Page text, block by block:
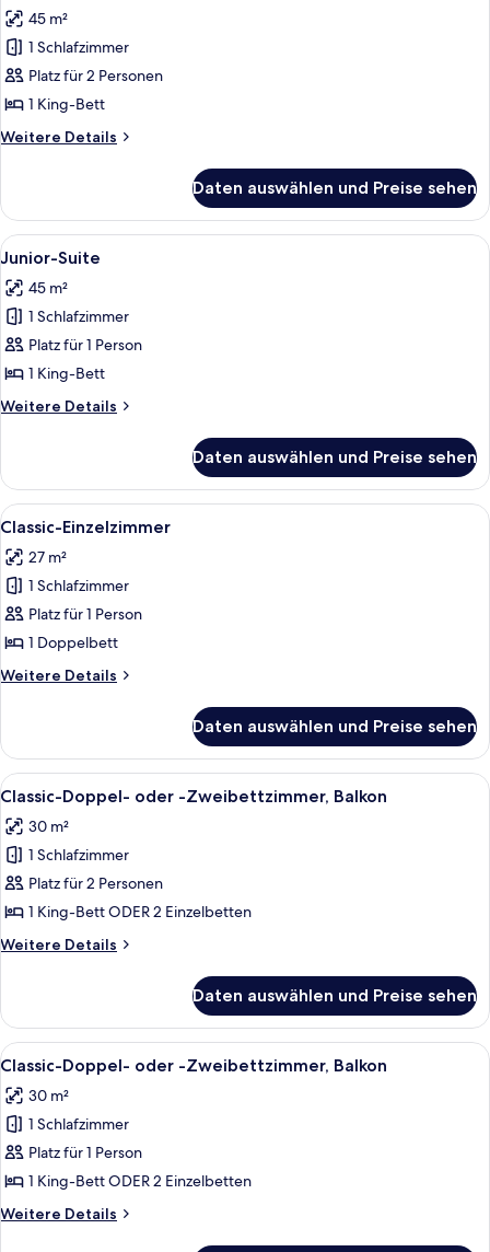
für
Junior-
Suite
anzeigen
45 m²
1 Schlafzimmer
Platz für 2 Personen
1 King-Bett
Weitere Details
Weitere
Suite
Daten auswählen und Preise sehen
Alle
Fotos
für
Junior-
Suite
anzeigen
Ein Hotelzimmer mit einem großen
9
Junior-Suite
45 m²
1 Schlafzimmer
Platz für 1 Person
1 King-Bett
Weitere Details
Weitere
Suite
Daten auswählen und Preise sehen
Alle
Fotos
für
Classic-
Einzelzimmer
anzeigen
Ein Hotelzimmer mit Bett,
5
Classic-Einzelzimmer
27 m²
1 Schlafzimmer
Platz für 1 Person
1 Doppelbett
Weitere Details
Weitere
Einzelzimmer
Daten auswählen und Preise sehen
Alle
Fotos
für
Classic-
Doppel-
oder
-
Zweibettzimmer,
anzeigen
Ein Hotelzimmer mit einem großen
6
Classic-Doppel- oder -Zweibettzimmer, Balkon
30 m²
1 Schlafzimmer
Platz für 2 Personen
1 King-Bett ODER 2 Einzelbetten
Weitere Details
Weitere
Doppel-
oder
-
Zweibettzimmer,
Balkon
Daten auswählen und Preise sehen
Alle
Fotos
für
Classic-
Doppel-
oder
-
Zweibettzimmer,
Ein Hotelzimmer mit einem großen
6
Classic-Doppel- oder -Zweibettzimmer, Balkon
30 m²
1 Schlafzimmer
Platz für 1 Person
1 King-Bett ODER 2 Einzelbetten
Weitere Details
Weitere